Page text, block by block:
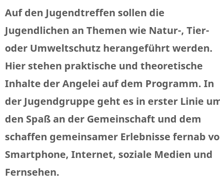
Auf den Jugendtreffen sollen die
Jugendlichen an Themen wie Natur-, Tier-
oder Umweltschutz herangeführt werden.
Hier stehen praktische und theoretische
Inhalte der Angelei auf dem Programm. In
der Jugendgruppe geht es in erster Linie
den Spaß an der Gemeinschaft und dem
schaffen gemeinsamer Erlebnisse fernab
Smartphone, Internet, soziale Medien und
Fernsehen.